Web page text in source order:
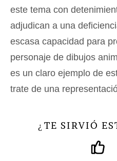
este tema con
adjudican a una
escasa capacidad para
personaje de dibujos
es un claro ejemplo de
trate de una
¿ TE SIRVIÓ